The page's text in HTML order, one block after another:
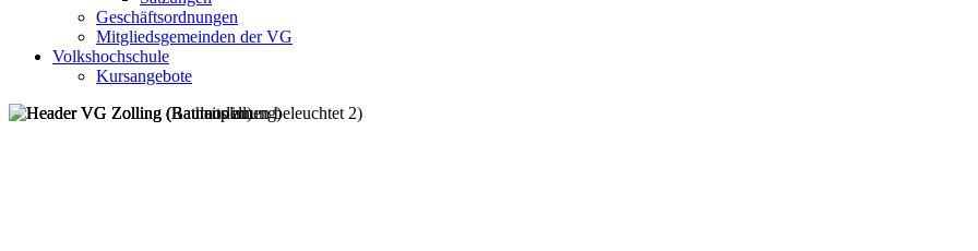
Geschäftsordnungen
Mitgliedsgemeinden der VG
Volkshochschule
Kursangebote